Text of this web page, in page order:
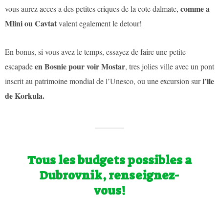
vous aurez acces a des petites criques de la cote dalmate, comme a
Mlini ou Cavtatvalent egalement le detour!
En bonus, si vous avez le temps, essayez de faire une petite
escapadeen Bosnie pour voir Mostar, tres jolies ville avec un pont
inscrit au patrimoine mondial de l’Unesco, ou une excursion surl’ile
de Korkula.
Tous les budgets possibles a
Dubrovnik, renseignez-
vous!